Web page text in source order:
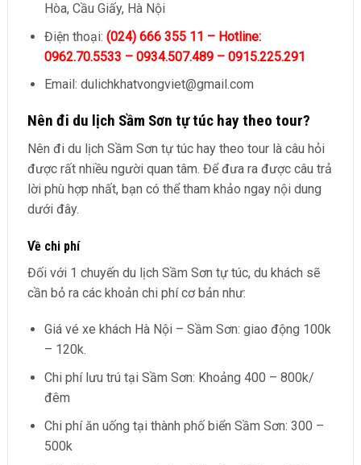
Hòa, Cầu Giấy, Hà Nội
Điện thoại: (024) 666 355 11 – Hotline:
0962.70.5533 – 0934.507.489 – 0915.225.291
Email: dulichkhatvongviet@gmail.com
Nên đi du lịch Sầm Sơn tự túc hay theo tour?
Nên đi du lịch Sầm Sơn tự túc hay theo tour là câu hỏi
được rất nhiều người quan tâm. Để đưa ra được câu trả
lời phù hợp nhất, bạn có thể tham khảo ngay nội dung
dưới đây.
Về chi phí
Đối với 1 chuyến du lịch Sầm Sơn tự túc, du khách sẽ
cần bỏ ra các khoản chi phí cơ bản như:
Giá vé xe khách Hà Nội – Sầm Sơn: giao động 100k
– 120k.
Chi phí lưu trú tại Sầm Sơn: Khoảng 400 – 800k/
đêm
Chi phí ăn uống tại thành phố biển Sầm Sơn: 300 –
500k